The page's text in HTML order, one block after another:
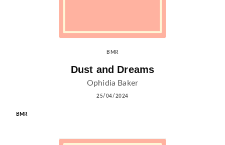
BMR
Dust and Dreams
Ophidia Baker
25/04/2024
BMR